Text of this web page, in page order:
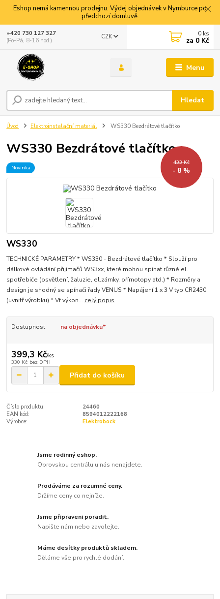
Eshop nemá kamennou prodejnu. Výdej objednávek v Nymburce po
předchozí domluvě.
Menu
CZK
Hledat
+420 730 127 327
(Po-Pá, 8-16 hod.)
0 ks
za 0 Kč
Úvod Elektroinstalační materiál WS330 Bezdrátové tlačítko
WS330 Bezdrátové tlačítko
Novinka
433 Kč
- 8 %
WS330
TECHNICKÉ PARAMETRY * WS330 - Bezdrátové tlačítko * Slouží pro
dálkové ovládání přijímačů WS3xx, které mohou spínat různé el.
spotřebiče (osvětlení, žaluzie, el.zámky, přímotopy atd.) * Rozměry a
design je shodný se spínači řady VENUS * Napájení 1 x 3 V typ CR2430
(uvnitř výrobku) * Vf výkon... celý popis
Dostupnost na objednávku*
399,3 Kč/ks
330 Kč bez DPH
Přidat do košíku
Číslo produktu:
24460
EAN kód:
8594012222168
Výrobce:
Elektrobock
Jsme rodinný eshop.
Obrovskou centrálu u nás nenajdete.
Prodáváme za rozumné ceny.
Držíme ceny co nejníže.
Jsme připraveni poradit.
Napište nám nebo zavolejte.
Máme desítky produktů skladem.
Děláme vše pro rychlé dodání.